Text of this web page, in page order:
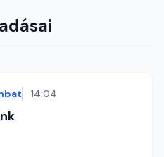
14:04